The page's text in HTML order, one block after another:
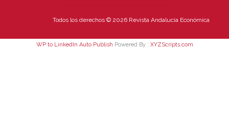
Todos los derechos © 2026 Revista Andalucía Económica
WP to LinkedIn Auto Publish Powered By : XYZScripts.com